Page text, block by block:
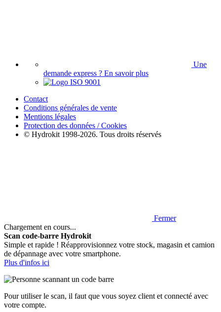
Une
demande express ? En savoir plus
Contact
Conditions générales de vente
Mentions légales
Protection des données / Cookies
© Hydrokit 1998-2026. Tous droits réservés
Fermer
Chargement en cours...
Scan code-barre Hydrokit
Simple et rapide ! Réapprovisionnez votre stock, magasin et camion
de dépannage avec votre smartphone.
Plus d'infos ici
Pour utiliser le scan, il faut que vous soyez client et connecté avec
votre compte.